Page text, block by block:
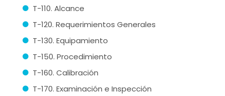
T-110. Alcance
T-120. Requerimientos Generales
T-130. Equipamiento
T-150. Procedimiento
T-160. Calibración
T-170. Examinación e Inspección